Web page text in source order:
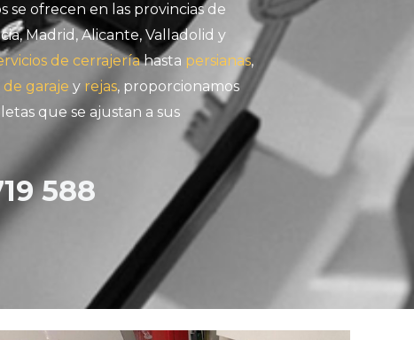
se ofrecen en las provincias de
Madrid, Alicante, Valladolid y
de cerrajeríahasta persianas,
garaje y rejas, proporcionamos
que se ajustan a sus
588